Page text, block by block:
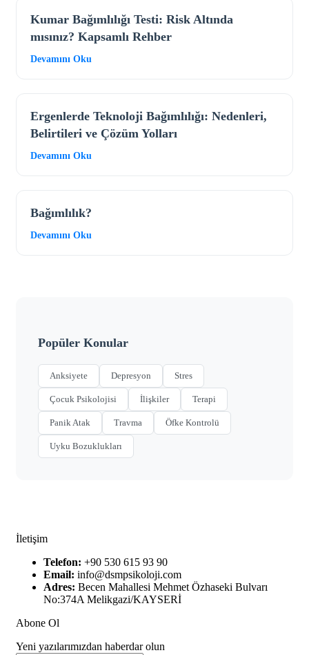
Kumar Bağımlılığı Testi: Risk Altında
mısınız? Kapsamlı Rehber
Devamını Oku
Ergenlerde Teknoloji Bağımlılığı: Nedenleri,
Belirtileri ve Çözüm Yolları
Devamını Oku
Bağımlılık?
Devamını Oku
Popüler Konular
Anksiyete Depresyon Stres
Çocuk Psikolojisi İlişkiler Terapi
Panik Atak Travma Öfke Kontrolü
Uyku Bozuklukları
İletişim
Telefon: +90 530 615 93 90
Email: info@dsmpsikoloji.com
Adres: Becen Mahallesi Mehmet Özhaseki Bulvarı
No:374A Melikgazi/KAYSERİ
Abone Ol
Yeni yazılarımızdan haberdar olun